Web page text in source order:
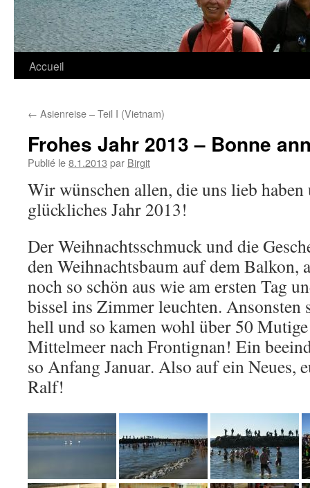
Accueil
← Asienreise – Teil I (Vietnam)
Frohes Jahr 2013 – Bonne
Publié le8.1.2013 par Birgit
Wir wünschen allen, die uns lieb haben
glückliches Jahr 2013!
Der Weihnachtsschmuck und die
den Weihnachtsbaum auf dem Balkon,
noch so schön aus wie am ersten Tag
bissel ins Zimmer leuchten. Ansonsten
hell und so kamen wohl über 50
Mittelmeer nach Frontignan! Ein
so Anfang Januar. Also auf ein Neues,
Ralf!